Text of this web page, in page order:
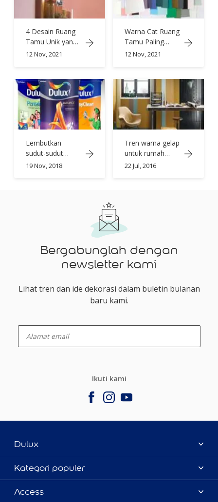
4 Desain Ruang
Tamu Unik yang
Wajib Dicoba
12 Nov, 2021
Warna Cat Ruang
Tamu Paling
Keren di Dekade
12 Nov, 2021
Lembutkan
sudut-sudut
dengan warna-
19 Nov, 2018
Tren warna gelap
untuk rumah
baru yang chic
22 Jul, 2016
Bergabunglah dengan
newsletter kami
Lihat tren dan ide dekorasi dalam buletin bulanan
baru kami.
Ikuti kami
Dulux
Tentang Kami
Contact us
Temukan toko
Kategori populer
Warna
Access